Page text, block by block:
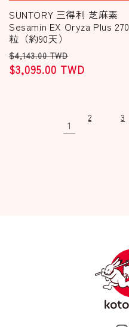
SUNTORY 三得利 芝麻素
Sesamin EX Oryza Plus 270
粒（約90天）
定
價
$4,143.00 TWD
價
$3,095.00 TWD
1
2 3